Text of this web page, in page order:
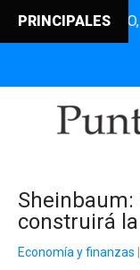
PRINCIPALESEL
Sheinbaum:
construirá
Economía y finanzas